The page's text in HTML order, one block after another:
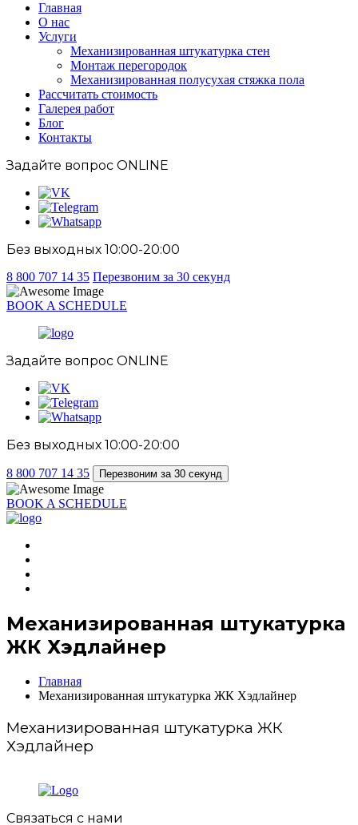
Главная
О нас
Услуги
Механизированная штукатурка стен
Монтаж перегородок
Механизированная полусухая стяжка пола
Рассчитать стоимость
Галерея работ
Блог
Контакты
Задайте вопрос ONLINE
Без выходных 10:00-20:00
8 800 707 14 35 Перезвоним за 30 секунд
BOOK A SCHEDULE
Задайте вопрос ONLINE
Без выходных 10:00-20:00
8 800 707 14 35 Перезвоним за 30 секунд
BOOK A SCHEDULE
Механизированная штукатурка
ЖК Хэдлайнер
Главная
Механизированная штукатурка ЖК Хэдлайнер
Механизированная штукатурка ЖК
Хэдлайнер
Связаться с нами